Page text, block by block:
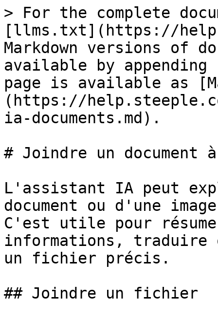
> For the complete
[llms.txt](https://
Markdown versions of
available by
page is available as
(https://
ia-documents.md).
# Joindre un
L'assistant IA peut
document ou d'une
C'est utile pour
informations, traduire
un fichier précis.
## Joindre un fichier